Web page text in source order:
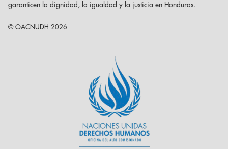
garanticen la dignidad, la igualdad y la justicia en Honduras.
© OACNUDH 2026